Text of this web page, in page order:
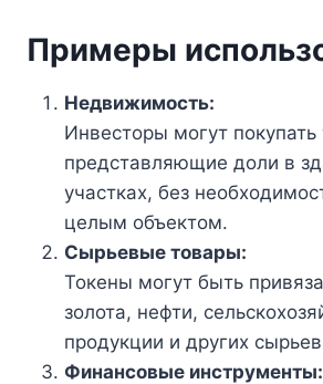
Примеры
Недвижимость:
Инвесторы могут покупать
представляющие доли в
участках, без
целым объектом.
Сырьевые товары:
Токены могут быть
золота, нефти,
продукции и других
Финансовые инструменты: